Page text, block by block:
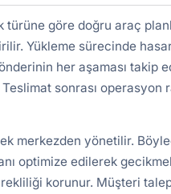
türüne göre doğru araç
Yükleme sürecinde
her aşaması takip
sonrası
merkezden yönetilir.
optimize edilerek
korunur. Müşteri